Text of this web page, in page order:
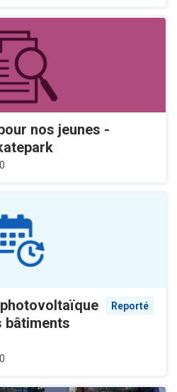
nos jeunes -
0
bâtiments
Reporté
0